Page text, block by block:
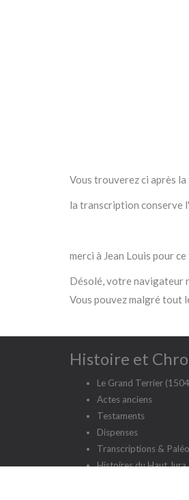
Vous trouverez ci après
la transcription conserve
merci à Jean Louis pour
Désolé, votre navigateur
Vous pouvez malgré tout
Histoire et
Le Grand Terrier
Actes anciens
Testaments
Dispenses
Transcriptions &
Histoires du Haut Jura